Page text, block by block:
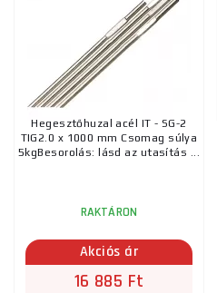
Hegesztőhuzal acél IT - SG-2
TIG2.0 x 1000 mm Csomag súlya
5kgBesorolás: lásd az utasítás ...
RAKTÁRON
Akciós ár
16 885 Ft